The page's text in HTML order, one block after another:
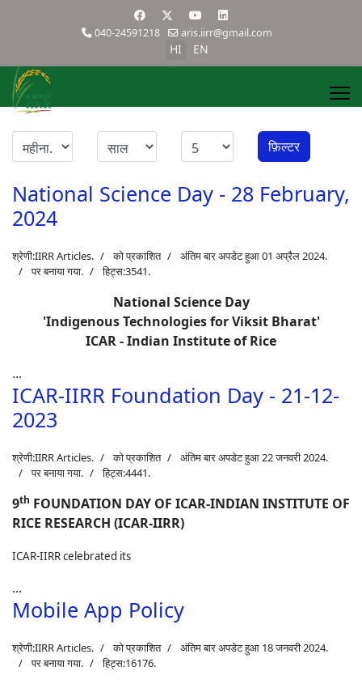
040-24591218 aris.iirr@gmail.com
HI EN
फ़िल्टर
National Science Day - 28 February,
2024
श्रेणी:IIRR Articles. को प्रकाशित
अंतिम बार अपडेट हुआ 01 अप्रैल 2024.
पर बनाया गया.
हिट्स:3541.
National Science Day
'Indigenous Technologies for Viksit Bharat'
ICAR - Indian Institute of Rice
...
ICAR-IIRR Foundation Day - 21-12-
2023
श्रेणी:IIRR Articles. को प्रकाशित
अंतिम बार अपडेट हुआ 22 जनवरी 2024.
पर बनाया गया.
हिट्स:4441.
9th FOUNDATION DAY OF ICAR-INDIAN INSTITUTE OF
RICE RESEARCH (ICAR-IIRR)
ICAR-IIRR celebrated its
...
Mobile App Policy
श्रेणी:IIRR Articles. को प्रकाशित
अंतिम बार अपडेट हुआ 18 जनवरी 2024.
पर बनाया गया.
हिट्स:16176.